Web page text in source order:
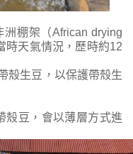
棚架（African drying
時天氣情況，歷時約12
殼生豆，以保護帶殼生
殼豆，會以薄層方式進